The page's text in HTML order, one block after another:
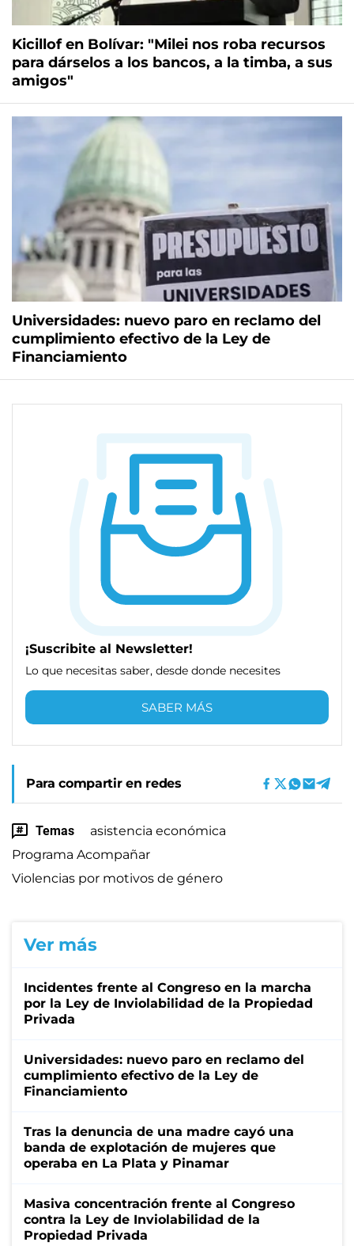
Kicillof en Bolívar: "Milei nos roba recursos
para dárselos a los bancos, a la timba, a sus
amigos"
Universidades: nuevo paro en reclamo del
cumplimiento efectivo de la Ley de
Financiamiento
¡Suscribite al Newsletter!
Lo que necesitas saber, desde donde necesites
SABER MÁS
Para compartir en redes
Temas
asistencia económica
Programa Acompañar
Violencias por motivos de género
Ver más
Incidentes frente al Congreso en la marcha
por la Ley de Inviolabilidad de la Propiedad
Privada
Universidades: nuevo paro en reclamo del
cumplimiento efectivo de la Ley de
Financiamiento
Tras la denuncia de una madre cayó una
banda de explotación de mujeres que
operaba en La Plata y Pinamar
Masiva concentración frente al Congreso
contra la Ley de Inviolabilidad de la
Propiedad Privada